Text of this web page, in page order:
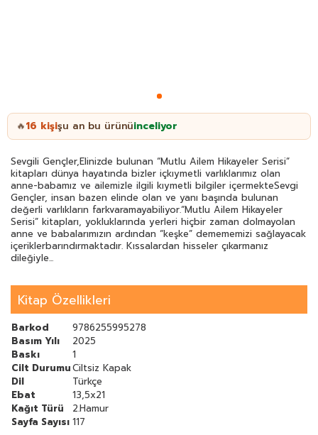
🔥16 kişişu an bu ürünüinceliyor
Sevgili Gençler,Elinizde bulunan “Mutlu Ailem Hikayeler Serisi”
kitapları dünya hayatında bizler içkıymetli varlıklarımız olan
anne-babamız ve ailemizle ilgili kıymetli bilgiler içermekteSevgi
Gençler, insan bazen elinde olan ve yanı başında bulunan
değerli varlıkların farkvaramayabiliyor.“Mutlu Ailem Hikayeler
Serisi” kitapları, yokluklarında yerleri hiçbir zaman dolmayolan
anne ve babalarımızın ardından “keşke” demememizi sağlayacak
içeriklerbarındırmaktadır. Kıssalardan hisseler çıkarmanız
dileğiyle...
Kitap Özellikleri
Barkod
9786255995278
Basım Yılı
2025
Baskı
1
Cilt DurumuCiltsiz Kapak
Dil
Türkçe
Ebat
13,5x21
Kağıt Türü
2.Hamur
Sayfa Sayısı 117